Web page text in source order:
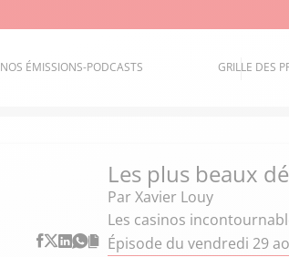
NOS ÉMISSIONS-PODCASTS GRILLE DES
Les plus beaux
Par Xavier Louy
Les casinos
Épisode du vendredi 29